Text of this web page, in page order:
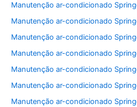
Manutenção ar-condicionado
Manutenção ar-condicionado
Manutenção ar-condicionado
Manutenção ar-condicionado
Manutenção ar-condicionado
Manutenção ar-condicionado
Manutenção ar-condicionado